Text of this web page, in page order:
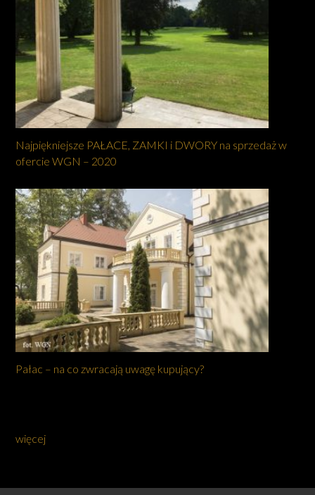
Najpiękniejsze PAŁACE, ZAMKI i DWORY na sprzedaż w
ofercie WGN – 2020
Pałac – na co zwracają uwagę kupujący?
więcej